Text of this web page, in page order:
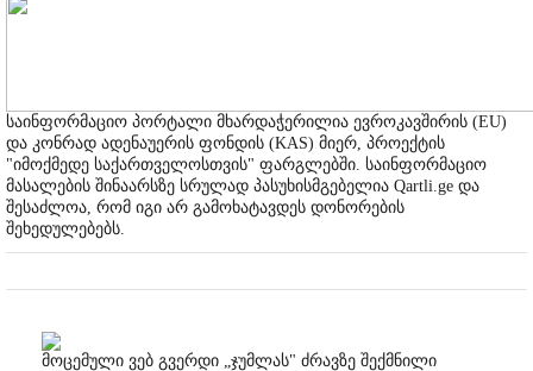
საინფორმაციო პორტალი მხარდაჭერილია ევროკავშირის (EU)
და კონრად ადენაუერის ფონდის (KAS) მიერ, პროექტის
"იმოქმედე საქართველოსთვის" ფარგლებში. საინფორმაციო
მასალების შინაარსზე სრულად პასუხისმგებელია Qartli.ge და
შესაძლოა, რომ იგი არ გამოხატავდეს დონორების
შეხედულებებს.
მოცემული ვებ გვერდი „ჯუმლას" ძრავზე შექმნილი